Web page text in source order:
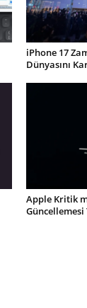
iPhone 17
Dünyasını
Apple Kritik
Güncellemesi